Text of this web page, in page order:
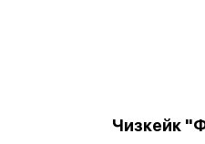
Чизкейк